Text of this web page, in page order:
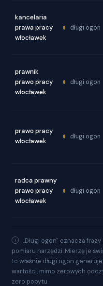
kancelaria
prawa pracy
włocławek
długi ogon
prawnik
prawo pracy
włocławek
długi ogon
prawo pracy
włocławek
długi ogon
radca prawny
prawo pracy
włocławek
długi ogon
„Długi ogon" oznacza
pomiaru narzędzi. Mierzę je
to właśnie długi ogon
wartości, mimo zerowych
zero popytu.